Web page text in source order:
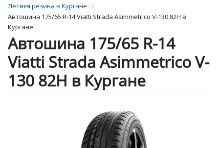
Летняя резина в Кургане
Автошина 175/65 R-14 Viatti Strada Asimmetrico V-130 82H в
Кургане
Автошина 175/65 R-14
Viatti Strada Asimmetrico V-
130 82H в Кургане